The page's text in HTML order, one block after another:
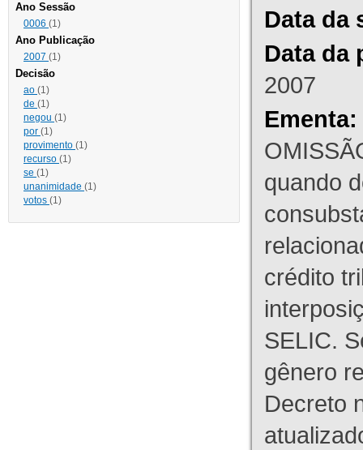
Ano Sessão
0006 (1)
Ano Publicação
2007 (1)
Decisão
ao (1)
de (1)
negou (1)
por (1)
provimento (1)
recurso (1)
se (1)
unanimidade (1)
votos (1)
Data da
Data da
2007
Ementa:
quando
crédito
SELIC.
gênero
Decreto